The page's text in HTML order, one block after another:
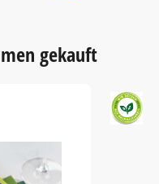
gekauft